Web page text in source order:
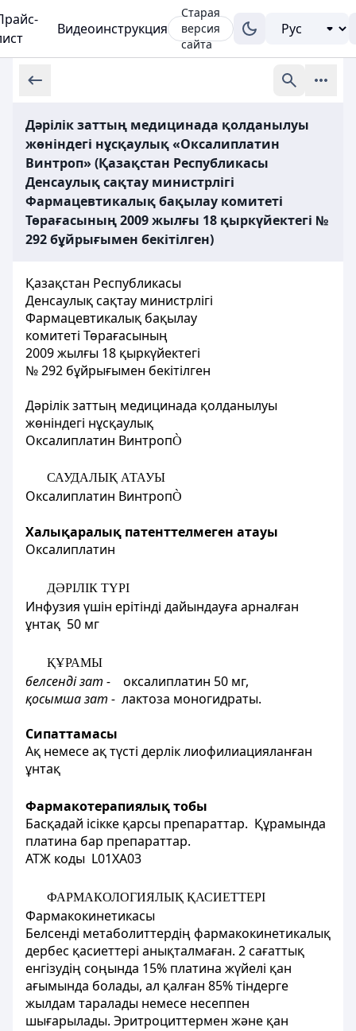
Видеоинструкция
Старая
версия
сайта
Дәрілік заттың медицинада қолданылуы
жөніндегі нұсқаулық «Оксалиплатин
Винтроп» (Қазақстан Республикасы
Денсаулық сақтау министрлігі
Фармацевтикалық бақылау комитеті
Төрағасының 2009 жылғы 18 қыркүйектегі №
292 бұйрығымен бекітілген)
Қазақстан Республикасы
Денсаулық сақтау министрлігі
Фармацевтикалық бақылау
комитеті Төрағасының
2009 жылғы 18 қыркүйектегі
№ 292 бұйрығымен бекітілген
Дәрілік заттың медицинада қолданылуы
жөніндегі нұсқаулық
Оксалиплатин ВинтропÒ
САУДАЛЫҚ АТАУЫ
Оксалиплатин ВинтропÒ
Халықаралық патенттелмеген атауы
Оксалиплатин
ДӘРІЛІК ТҮРІ
Инфузия үшін ерітінді дайындауға арналған
ұнтақ 50 мг
ҚҰРАМЫ
белсенді зат -
оксалиплатин 50 мг,
қосымша зат - лактоза моногидраты.
Сипаттамасы
Ақ немесе ақ түсті дерлік лиофилиацияланған
ұнтақ
Фармакотерапиялық тобы
Басқадай ісікке қарсы препараттар. Құрамында
платина бар препараттар.
АТЖ коды L01ХА03
ФАРМАКОЛОГИЯЛЫҚ ҚАСИЕТТЕРІ
Фармакокинетикасы
Белсенді метаболиттердің фармакокинетикалық
дербес қасиеттері анықталмаған. 2 сағаттық
енгізудің соңында 15% платина жүйелі қан
ағымында болады, ал қалған 85% тіндерге
жылдам таралады немесе несеппен
шығарылады. Эритроциттермен және қан